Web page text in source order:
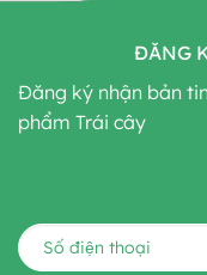
ĐĂNG
Đăng ký nhận bản
phẩm Trái cây